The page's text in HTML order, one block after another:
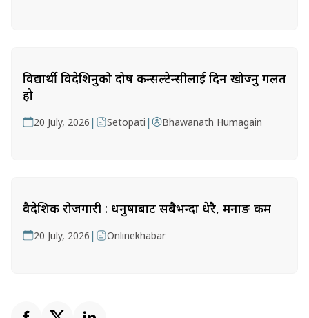
विद्यार्थी विदेशिनुको दोष कन्सल्टेन्सीलाई दिन खोज्नु गलत
हो
20 July, 2026 | Setopati | Bhawanath Humagain
वैदेशिक रोजगारी : धनुषाबाट सबैभन्दा धेरै, मनाङ कम
20 July, 2026 | Onlinekhabar